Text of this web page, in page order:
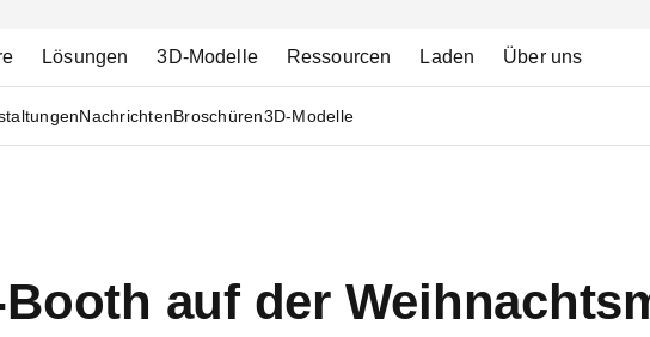
Lösungen 3D-Modelle Ressourcen Laden Über uns
NachrichtenBroschüren3D-Modelle
auf der